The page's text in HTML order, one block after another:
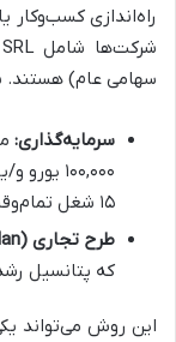
راه‌اندازی کسب‌وکار
سهامی عام) هستند.
سرمایه‌گذاری:
۱۵ شغل تمام‌وقت) است.
طرح تجاری (Business Plan):
که پتانسیل
این روش می‌تواند